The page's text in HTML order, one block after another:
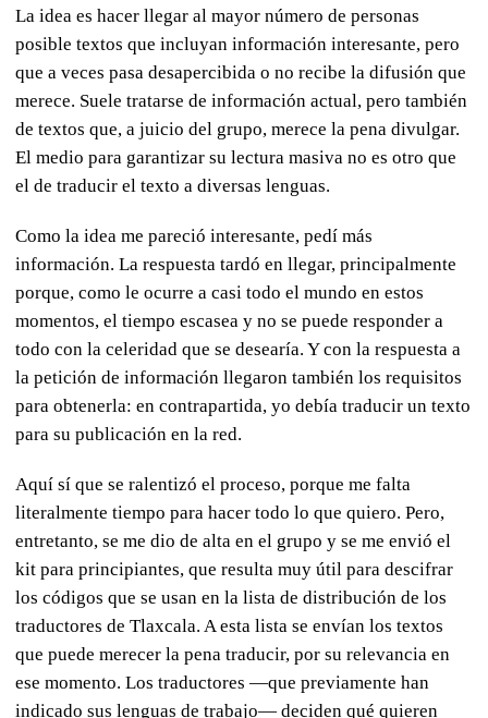
La idea es hacer llegar al mayor número de personas
posible textos que incluyan información interesante, pero
que a veces pasa desapercibida o no recibe la difusión que
merece. Suele tratarse de información actual, pero también
de textos que, a juicio del grupo, merece la pena divulgar.
El medio para garantizar su lectura masiva no es otro que
el de traducir el texto a diversas lenguas.
Como la idea me pareció interesante, pedí más
información. La respuesta tardó en llegar, principalmente
porque, como le ocurre a casi todo el mundo en estos
momentos, el tiempo escasea y no se puede responder a
todo con la celeridad que se desearía. Y con la respuesta a
la petición de información llegaron también los requisitos
para obtenerla: en contrapartida, yo debía traducir un texto
para su publicación en la red.
Aquí sí que se ralentizó el proceso, porque me falta
literalmente tiempo para hacer todo lo que quiero. Pero,
entretanto, se me dio de alta en el grupo y se me envió el
kit para principiantes, que resulta muy útil para descifrar
los códigos que se usan en la lista de distribución de los
traductores de Tlaxcala. A esta lista se envían los textos
que puede merecer la pena traducir, por su relevancia en
ese momento. Los traductores —que previamente han
indicado sus lenguas de trabajo— deciden qué quieren